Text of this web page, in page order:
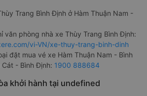
Trang Bình Định ở Hàm Thuận Nam -
văn phòng nhà xe Thùy Trang Bình Định:
vi-VN/xe-thuy-trang-binh-dinh
đặt mua vé xe Hàm Thuận Nam - Bình
Cát - Bình Định: 1900 888684
khởi hành tại undefined